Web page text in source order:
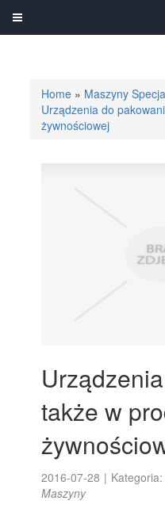
Home » Maszyny
Urządzenia do
żywnościowej
także w
2016-07-28 |
Maszyny